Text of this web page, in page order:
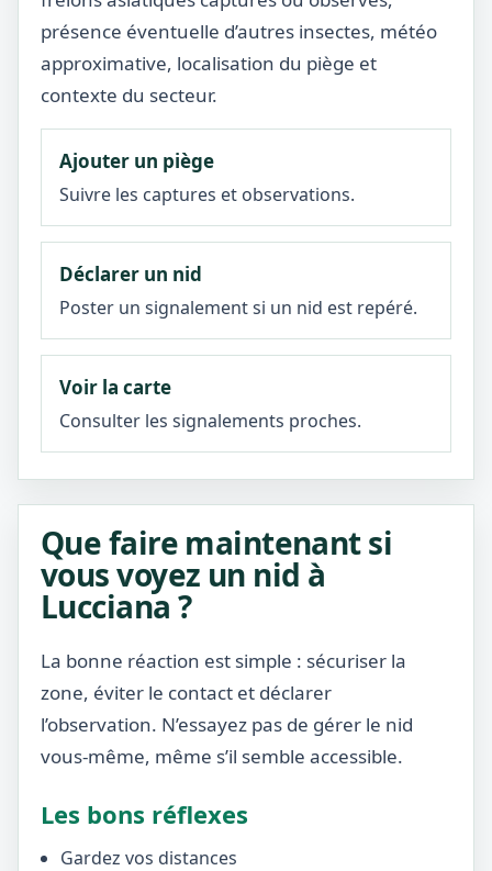
présence éventuelle d’autres insectes, météo
approximative, localisation du piège et
contexte du secteur.
Ajouter un piège
Suivre les captures et observations.
Déclarer un nid
Poster un signalement si un nid est repéré.
Voir la carte
Consulter les signalements proches.
Que faire maintenant si
vous voyez un nid à
Lucciana ?
La bonne réaction est simple : sécuriser la
zone, éviter le contact et déclarer
l’observation. N’essayez pas de gérer le nid
vous-même, même s’il semble accessible.
Les bons réflexes
Gardez vos distances